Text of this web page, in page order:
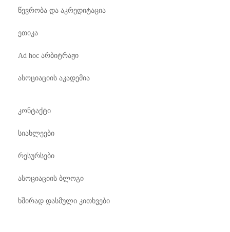
წევრობა და აკრედიტაცია
ეთიკა
Ad hoc არბიტრაჟი
ასოციაციის აკადემია
კონტაქტი
სიახლეები
რესურსები
ასოციაციის ბლოგი
ხშირად დასმული კითხვები